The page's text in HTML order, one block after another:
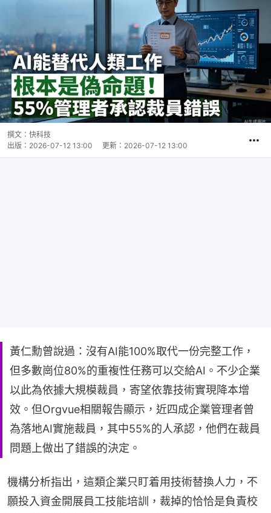
撰文： 快科技
出版： 2026-07-12 13:00 更新： 2026-07-12 13:00
黃仁勳曾說過：沒有AI能100%取代一份完整工作，
但多數崗位80%的重複性任務可以交給AI。不少企業
以此為依據大規模裁員，寄望依靠技術實現降本增
效。但Orgvue相關報告顯示，近四成企業管理者曾
為落地AI實施裁員，其中55%的人承認，他們在裁員
問題上做出了錯誤的決定。
機構分析指出，這類企業只盯着用技術替換人力，不
願投入資金開展員工技能培訓，裁掉的恰恰是負責校